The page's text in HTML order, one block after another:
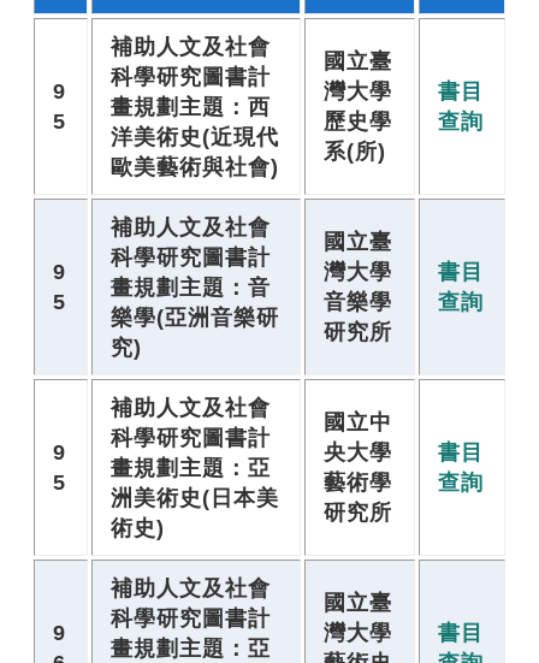
9
5
補助人文及社會
科學研究圖書計
畫規劃主題：西
洋美術史(近現代
歐美藝術與社會)
國立臺
灣大學
歷史學
系(所)
書目
查詢
9
5
補助人文及社會
科學研究圖書計
畫規劃主題：音
樂學(亞洲音樂研
究)
國立臺
灣大學
音樂學
研究所
書目
查詢
9
5
補助人文及社會
科學研究圖書計
畫規劃主題：亞
洲美術史(日本美
術史)
國立中
央大學
藝術學
研究所
書目
查詢
9
補助人文及社會
科學研究圖書計
畫規劃主題：亞
國立臺
灣大學
書目